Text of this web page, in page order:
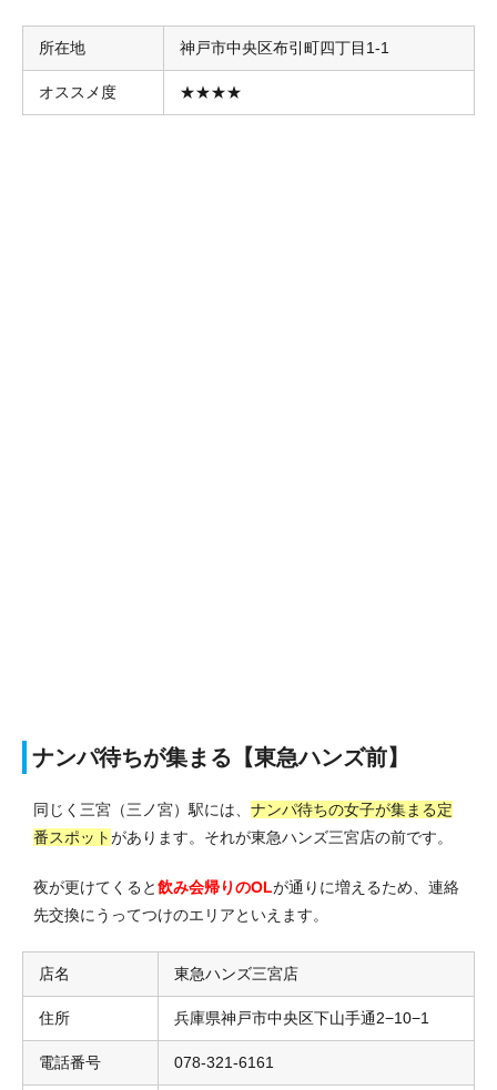
所在地 神戸市中央区布引町四丁目1-1
オススメ度 ★★★★
ナンパ待ちが集まる【東急ハンズ前】
同じく三宮（三ノ宮）駅には、 ナンパ待ちの女子が集まる定
番スポットがあります。それが東急ハンズ三宮店の前です。
夜が更けてくると飲み会帰りのOLが通りに増えるため、連絡
先交換にうってつけのエリアといえます。
店名 東急ハンズ三宮店
住所 兵庫県神戸市中央区下山手通2−10−1
電話番号 078-321-6161